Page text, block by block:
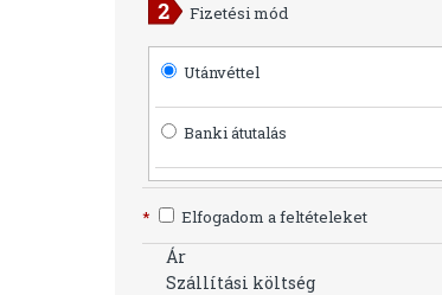
Fizetési mód
Utánvéttel
Banki átutalás
* Elfogadom a feltételeket
Ár
Szállítási költség